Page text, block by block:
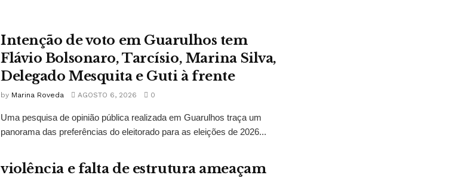
Intenção de voto em Guarulhos tem
Flávio Bolsonaro, Tarcísio, Marina Silva,
Delegado Mesquita e Guti à frente
by Marina Roveda AGOSTO 6, 2026 0
Uma pesquisa de opinião pública realizada em Guarulhos traça um
panorama das preferências do eleitorado para as eleições de 2026...
violência e falta de estrutura ameaçam